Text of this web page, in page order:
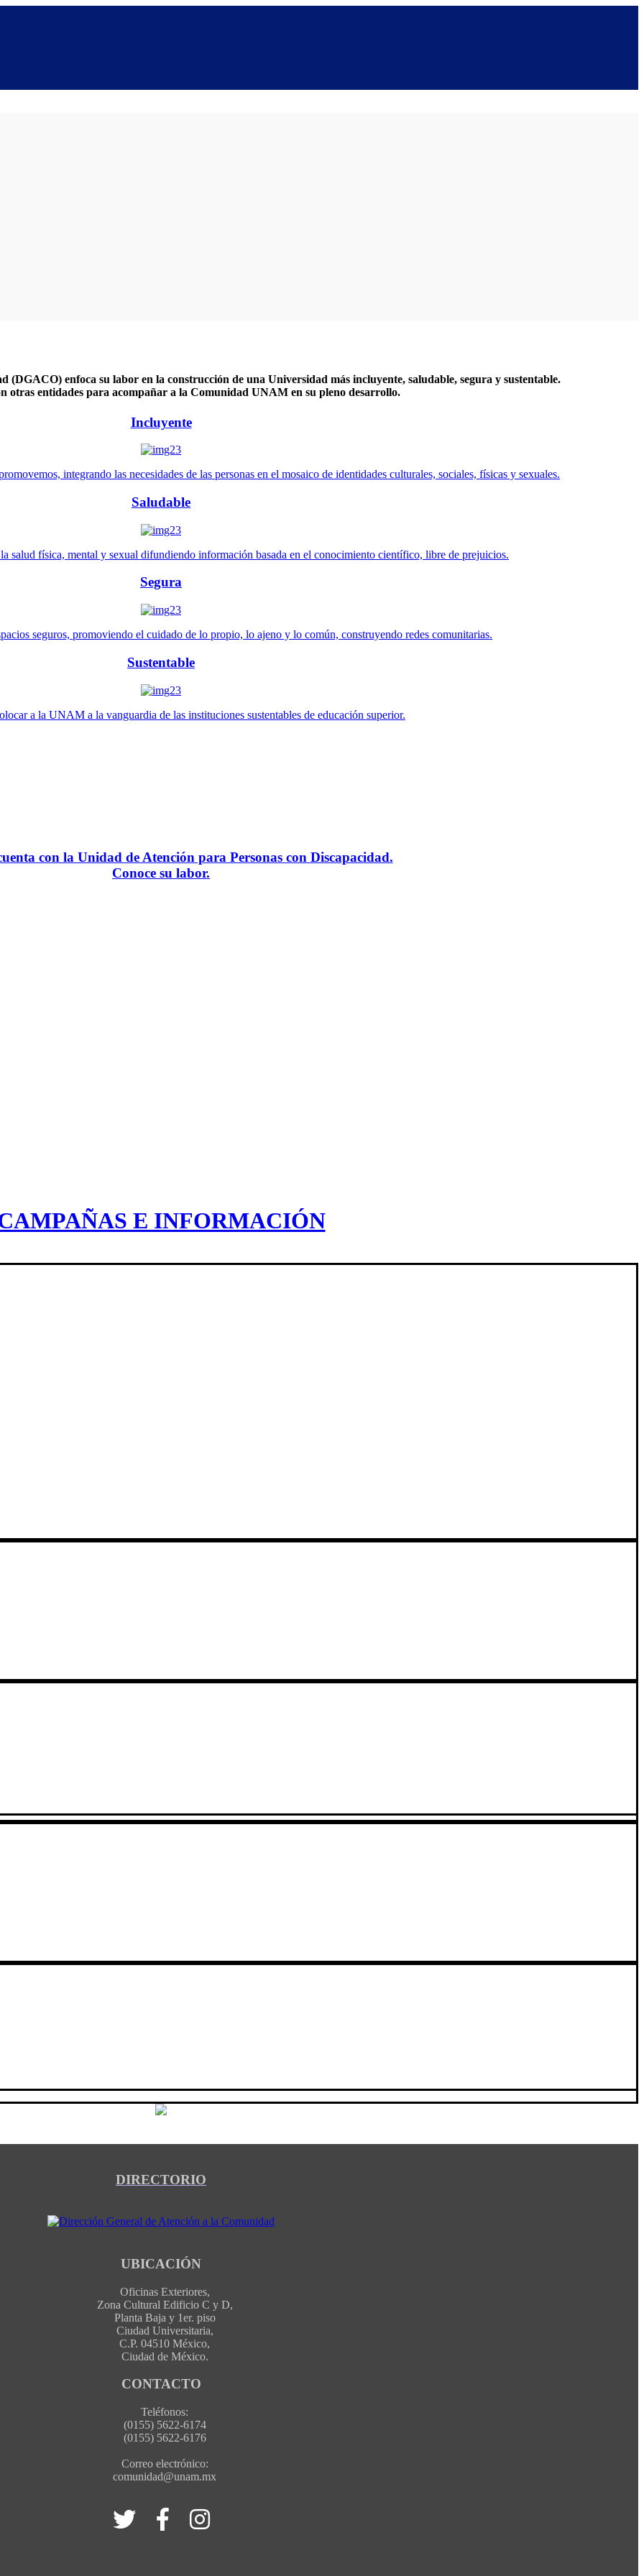
(DGACO) enfoca su labor en la construcción de una Universidad más incluyente, saludable, segura y sustentable.
otras entidades para acompañar a la Comunidad UNAM en su pleno desarrollo.
Incluyente
integrando las necesidades de las personas en el mosaico de identidades culturales, sociales, físicas y sexuales.
Saludable
salud física, mental y sexual difundiendo información basada en el conocimiento científico, libre de prejuicios.
Segura
seguros, promoviendo el cuidado de lo propio, lo ajeno y lo común, construyendo redes comunitarias.
Sustentable
a la UNAM a la vanguardia de las instituciones sustentables de educación superior.
con la Unidad de Atención para Personas con Discapacidad.
Conoce su labor.
E INFORMACIÓN
DIRECTORIO
UBICACIÓN
Oficinas Exteriores,
Zona Cultural Edificio C y D,
Planta Baja y 1er. piso
Ciudad Universitaria,
C.P. 04510 México,
Ciudad de México.
CONTACTO
Teléfonos:
(0155) 5622-6174
(0155) 5622-6176
Correo electrónico:
comunidad@unam.mx